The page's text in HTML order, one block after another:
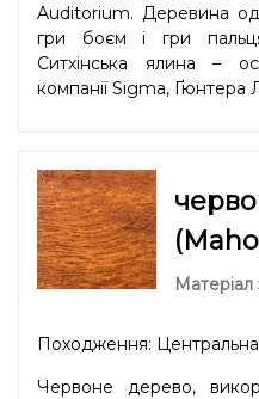
Auditorium. Деревина
гри боєм і гри
Ситхінська ялина –
компанії Sigma, Ґюнтера
Походження:
Червоне дерево,